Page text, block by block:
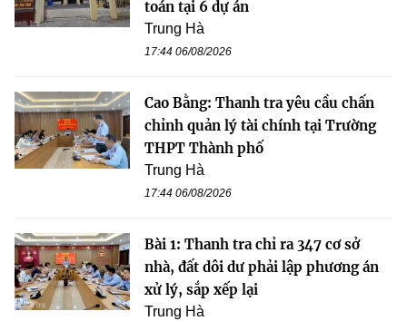
toán tại 6 dự án
Trung Hà
17:44 06/08/2026
Cao Bằng: Thanh tra yêu cầu chấn
chỉnh quản lý tài chính tại Trường
THPT Thành phố
Trung Hà
17:44 06/08/2026
Bài 1: Thanh tra chỉ ra 347 cơ sở
nhà, đất dôi dư phải lập phương án
xử lý, sắp xếp lại
Trung Hà